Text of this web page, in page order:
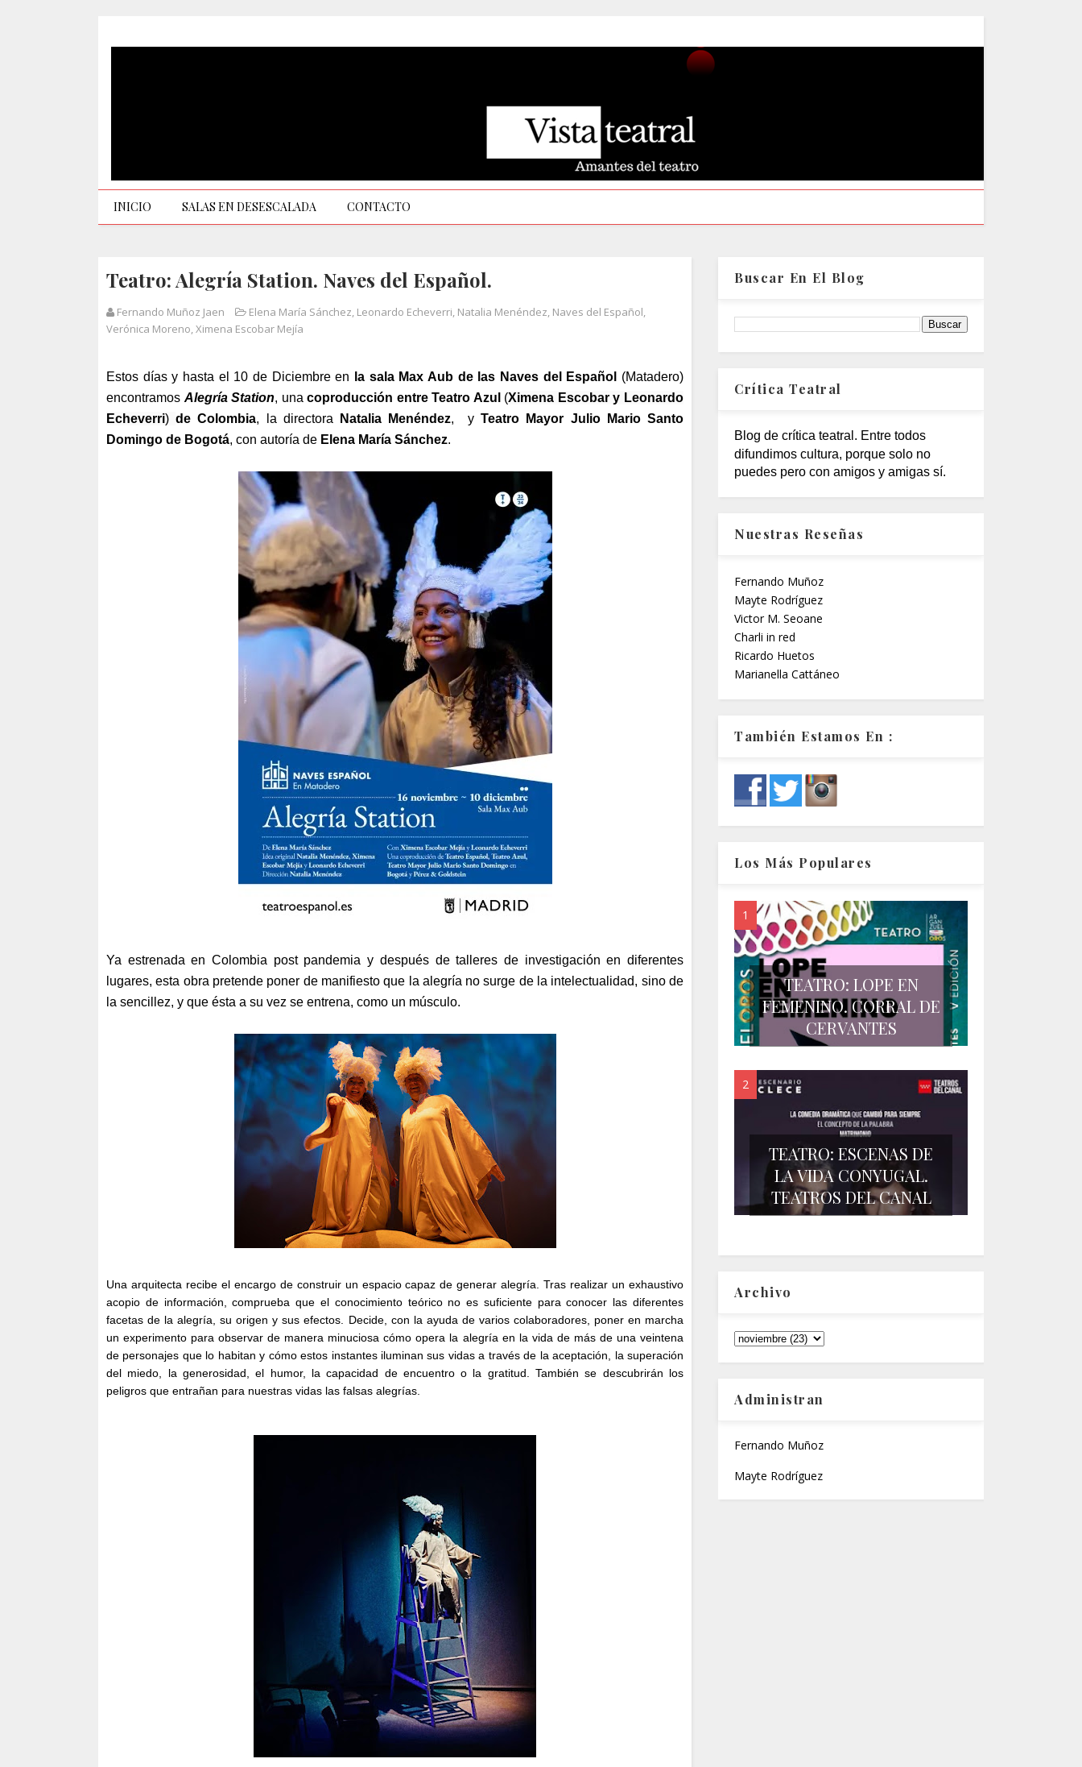
INICIO SALAS EN DESESCALADA CONTACTO
Teatro: Alegría Station. Naves del Español.
Fernando Muñoz Jaen Elena María Sánchez, Leonardo Echeverri, Natalia Menéndez, Naves del Español,
Verónica Moreno,Ximena Escobar Mejía
Estos días y hasta el 10 de Diciembre en la sala Max Aub de las Naves del Español
(Matadero)
encontramos Alegría Station, unacoproducción entre Teatro Azul (Ximena Escobar y Leonardo
Echeverri)de Colombia, la directora Natalia Menéndez, yTeatro Mayor Julio Mario Santo
Domingo de Bogotá, con autoría de Elena María Sánchez.
Ya estrenada en Colombia post pandemia y después de talleres de investigación en diferentes
lugares, esta obra pretende poner de manifiesto que la alegría no surge de la intelectualidad, sino de
la sencillez, y que ésta a su vez se entrena, como un músculo.
Una arquitecta recibe el encargo de construir un espacio capaz de generar alegría. Tras realizar un exhaustivo
acopio de información, comprueba que el conocimiento teórico no es suficiente para conocer las diferentes
facetas de la alegría, su origen y sus efectos. Decide, con la ayuda de varios colaboradores, poner en marcha
un experimento para observar de manera minuciosa cómo opera la alegría en la vida de más de una veintena
de personajes que lo habitan y cómo estos instantes iluminan sus vidas a través de la aceptación, la superación
del miedo, la generosidad, el humor, la capacidad de encuentro o la gratitud. También se descubrirán los
peligros que entrañan para nuestras vidas las falsas alegrías.
Buscar En El Blog
Crítica Teatral
Blog de crítica teatral. Entre todos
difundimos cultura, porque solo no
puedes pero con amigos y amigas sí.
Nuestras Reseñas
Fernando Muñoz
Mayte Rodríguez
Victor M. Seoane
Charli in red
Ricardo Huetos
Marianella Cattáneo
También Estamos En :
Los Más Populares
TEATRO: LOPE EN
FEMENINO. CORRAL DE
CERVANTES
TEATRO: ESCENAS DE
LA VIDA CONYUGAL.
TEATROS DEL CANAL
Archivo
Administran
Fernando Muñoz
Mayte Rodríguez